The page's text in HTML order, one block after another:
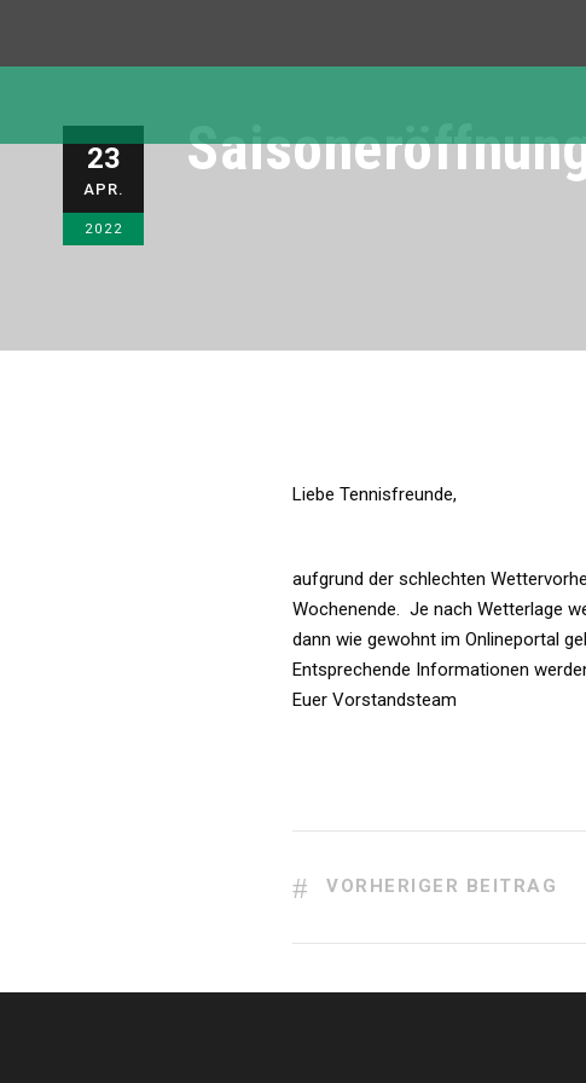
23
APR.
2022
Liebe Tennisfreunde,
aufgrund der schlechten
Wochenende. Je nach Wetterlage
dann wie gewohnt im Onlineportal
Entsprechende Informationen
Euer Vorstandsteam
VORHERIGER BEITRAG